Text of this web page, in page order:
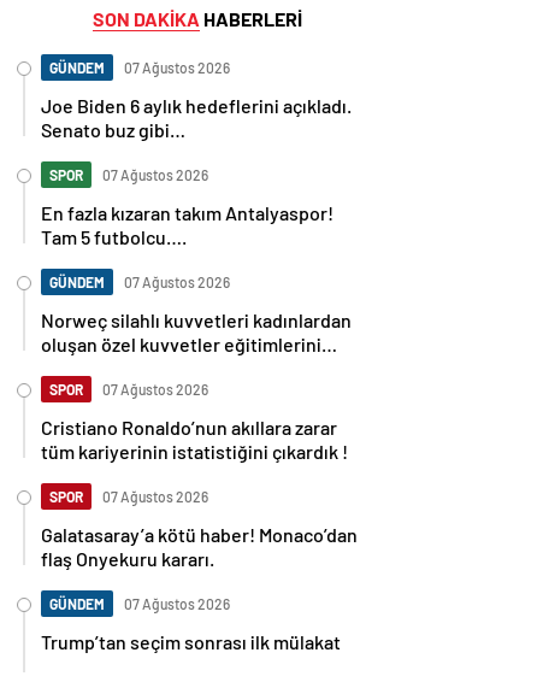
SON DAKİKA HABERLERİ
GÜNDEM 07 Ağustos 2026
Joe Biden 6 aylık hedeflerini açıkladı.
Senato buz gibi…
SPOR 07 Ağustos 2026
En fazla kızaran takım Antalyaspor!
Tam 5 futbolcu….
GÜNDEM 07 Ağustos 2026
Norweç silahlı kuvvetleri kadınlardan
oluşan özel kuvvetler eğitimlerini
SPOR 07 Ağustos 2026
Cristiano Ronaldo’nun akıllara zarar
tüm kariyerinin istatistiğini çıkardık !
SPOR 07 Ağustos 2026
Galatasaray’a kötü haber! Monaco’dan
flaş Onyekuru kararı.
GÜNDEM 07 Ağustos 2026
Trump’tan seçim sonrası ilk mülakat